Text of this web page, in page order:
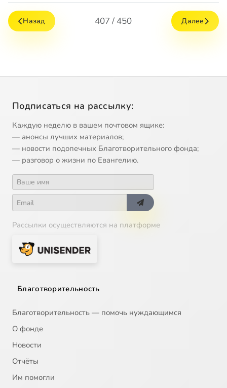
Назад 407 / 450 Далее
Подписаться на рассылку:
Каждую неделю в вашем почтовом ящике:
— анонсы лучших материалов;
— новости подопечных Благотворительного фонда;
— разговор о жизни по Евангелию.
Рассылки осуществляются на платформе
Благотворительность
Благотворительность — помочь нуждающимся
О фонде
Новости
Отчёты
Им помогли